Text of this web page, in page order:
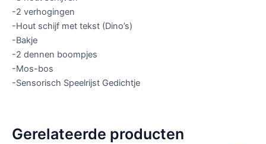
-2 verhogingen
-Hout schijf met tekst (Dino’s)
-Bakje
-2 dennen boompjes
-Mos-bos
-Sensorisch Speelrijst Gedichtje
Gerelateerde producten